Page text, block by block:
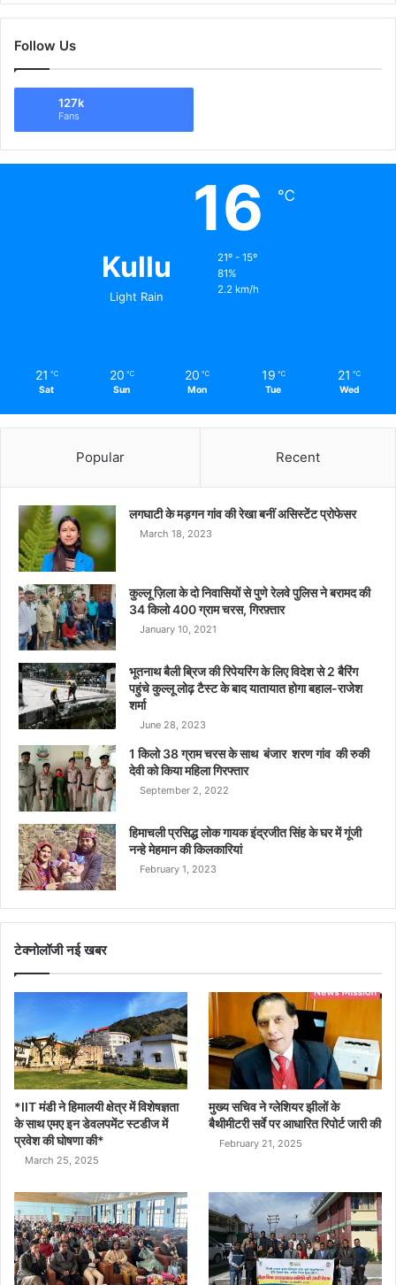
Follow Us
127k
Fans
Kullu
Light Rain
16 ℃
21º - 15º
81%
2.2 km/h
21 ℃
Sat
20 ℃
Sun
20 ℃
Mon
19 ℃
Tue
21 ℃
Wed
Popular Recent
लगघाटी के मड़गन गांव की रेखा बनीं असिस्टेंट प्रोफेसर
March 18, 2023
कुल्लू ज़िला के दो निवासियों से पुणे रेलवे पुलिस ने बरामद की
34 किलो 400 ग्राम चरस, गिरफ़्तार
January 10, 2021
भूतनाथ बैली ब्रिज की रिपेयरिंग के लिए विदेश से 2 बैरिंग
पहुंचे कुल्लू लोढ़ टैस्ट के बाद यातायात होगा बहाल-राजेश
शर्मा
June 28, 2023
1 किलो 38 ग्राम चरस के साथ बंजार शरण गांव की रुकी
देवी को किया महिला गिरफ्तार
September 2, 2022
हिमाचली प्रसिद्ध लोक गायक इंद्रजीत सिंह के घर में गूंजी
नन्हे मेहमान की किलकारियां
February 1, 2023
टेक्नोलॉजी नई खबर
*IIT मंडी ने हिमालयी क्षेत्र में विशेषज्ञता
के साथ एमए इन डेवलपमेंट स्टडीज में
प्रवेश की घोषणा की*
March 25, 2025
मुख्य सचिव ने ग्लेशियर झीलों के
बैथीमीटरी सर्वे पर आधारित रिपोर्ट जारी की
February 21, 2025